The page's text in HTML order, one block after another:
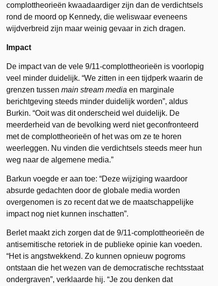
complottheorieën kwaadaardiger zijn dan de verdichtsels
rond de moord op Kennedy, die weliswaar eveneens
wijdverbreid zijn maar weinig gevaar in zich dragen.
Impact
De impact van de vele 9/11-complottheorieën is voorlopig
veel minder duidelijk. “We zitten in een tijdperk waarin de
grenzen tussenmain stream media en marginale
berichtgeving steeds minder duidelijk worden”, aldus
Burkin. “Ooit was dit onderscheid wel duidelijk. De
meerderheid van de bevolking werd niet geconfronteerd
met de complottheorieën of het was om ze te horen
weerleggen. Nu vinden die verdichtsels steeds meer hun
weg naar de algemene media.”
Barkun voegde er aan toe: “Deze wijziging waardoor
absurde gedachten door de globale media worden
overgenomen is zo recent dat we de maatschappelijke
impact nog niet kunnen inschatten”.
Berlet maakt zich zorgen dat de 9/11-complottheorieën de
antisemitische retoriek in de publieke opinie kan voeden.
“Het is angstwekkend. Zo kunnen opnieuw pogroms
ontstaan die het wezen van de democratische rechtsstaat
ondergraven”, verklaarde hij. “Je zou denken dat